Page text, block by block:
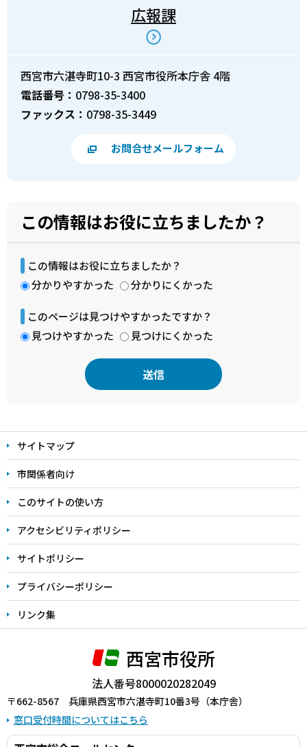
広報課
西宮市六湛寺町10-3 西宮市役所本庁舎 4階
電話番号： 0798-35-3400
ファックス： 0798-35-3449
お問合せメールフォーム
この情報はお役に立ちましたか？
この情報はお役に立ちましたか？
分かりやすかった
分かりにくかった
このページは見つけやすかったですか？
見つけやすかった
見つけにくかった
文
こ
こ
ま
で
サイトマップ
市関係者向け
このサイトの使い方
アクセシビリティポリシー
サイトポリシー
プライバシーポリシー
リンク集
西宮市役所
法人番号8000020282049
〒662-8567 兵庫県西宮市六湛寺町10番3号（本庁舎）
窓口受付時間についてはこちら